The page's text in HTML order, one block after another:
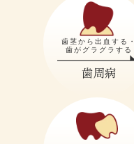
歯茎から出血する・
歯がグラグラする
歯周病